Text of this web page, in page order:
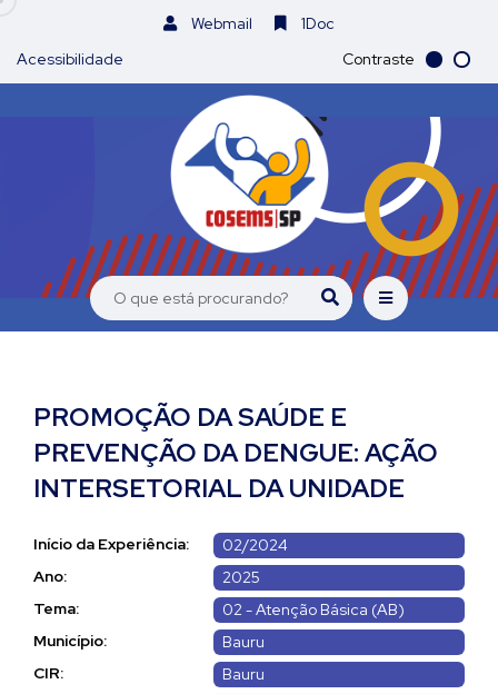
Webmail
1Doc
Acessibilidade
Contraste
PROMOÇÃO DA SAÚDE E
PREVENÇÃO DA DENGUE: AÇÃO
INTERSETORIAL DA UNIDADE
Início da Experiência:
02/2024
Ano:
2025
Tema:
02 - Atenção Básica (AB)
Município:
Bauru
CIR:
Bauru